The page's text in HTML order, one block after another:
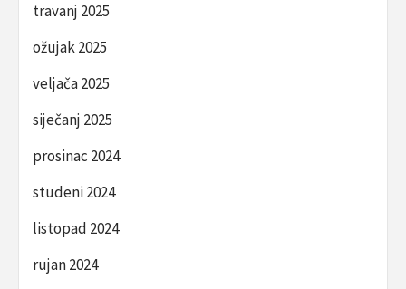
travanj 2025
ožujak 2025
veljača 2025
siječanj 2025
prosinac 2024
studeni 2024
listopad 2024
rujan 2024